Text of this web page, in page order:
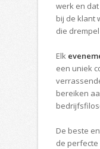
werk en
bij de klant
die
Elk
een uniek
bereiken
De beste
de perfecte